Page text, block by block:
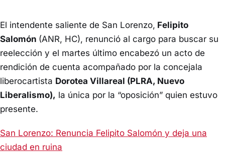
El intendente saliente de San Lorenzo, Felipito
Salomón (ANR, HC), renunció al cargo para buscar su
reelección y el martes último encabezó un acto de
rendición de cuenta acompañado por la concejala
liberocartista Dorotea Villareal (PLRA, Nuevo
Liberalismo), la única por la “oposición” quien estuvo
presente.
San Lorenzo: Renuncia Felipito Salomón y deja una
ciudad en ruina